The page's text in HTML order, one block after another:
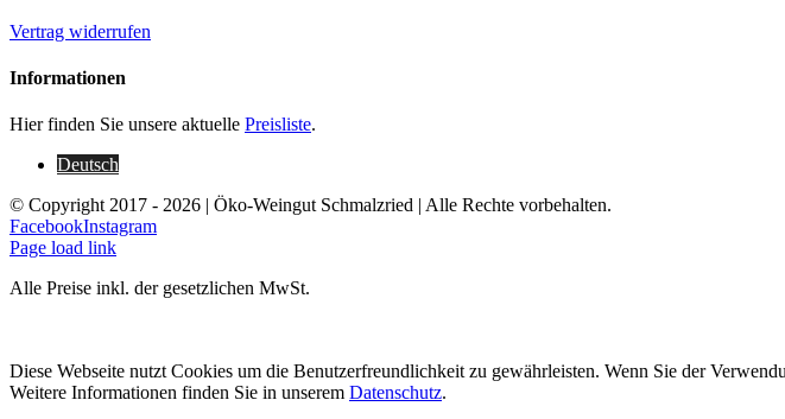
Vertrag widerrufen
Informationen
Hier finden Sie unsere aktuelle Preisliste.
Deutsch
© Copyright 2017 - 2026 | Öko-Weingut Schmalzried | Alle Rechte vorbehalten.
FacebookInstagram
Page load link
Alle Preise inkl. der gesetzlichen MwSt.
Diese Webseite nutzt Cookies um die Benutzerfreundlichkeit zu gewährleisten. Wenn Sie der
Weitere Informationen finden Sie in unserem Datenschutz.